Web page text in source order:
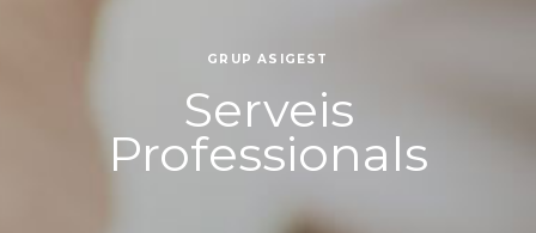
GRUP ASIGEST
Serveis
Professionals